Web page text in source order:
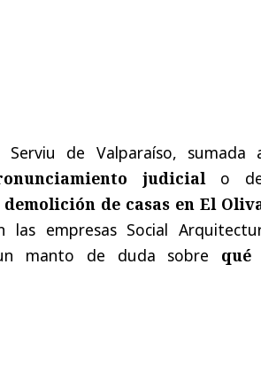
Serviu de Valparaíso,
judicialo
de casas en El
empresas Social
manto de duda sobre qué